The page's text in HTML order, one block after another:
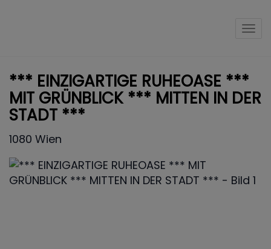
*** EINZIGARTIGE RUHEOASE ***
MIT GRÜNBLICK *** MITTEN IN DER
STADT ***
1080 Wien